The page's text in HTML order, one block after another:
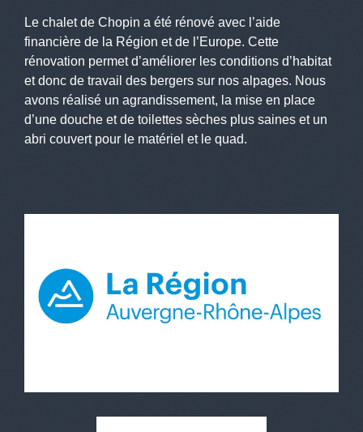
Le chalet de Chopin a été rénové avec l’aide
financière de la Région et de l’Europe. Cette
rénovation permet d’améliorer les conditions d’habitat
et donc de travail des bergers sur nos alpages. Nous
avons réalisé un agrandissement, la mise en place
d’une douche et de toilettes sèches plus saines et un
abri couvert pour le matériel et le quad.